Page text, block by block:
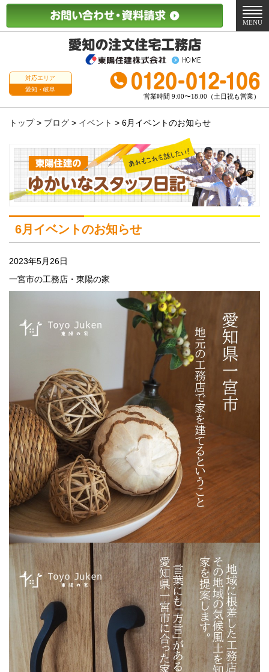
対応エリア
愛知・岐阜
営業時間 9:00〜18:00（土日祝も営業）
メ
ニ
MENU
トップ> ブログ > イベント > 6月イベントのお知らせ
6月イベントのお知らせ
2023年5月26日
一宮市の工務店・東陽の家